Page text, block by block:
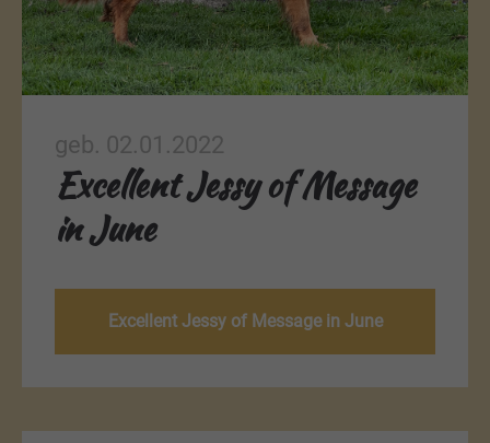
geb. 02.01.2022
Excellent Jessy of Message
in June
Excellent Jessy of Message in June